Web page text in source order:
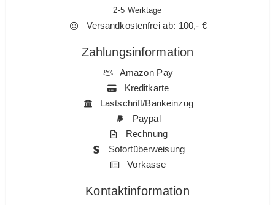
2-5 Werktage
Versandkostenfrei ab: 100,- €
Zahlungsinformation
Amazon Pay
Kreditkarte
Lastschrift/Bankeinzug
Paypal
Rechnung
Sofortüberweisung
Vorkasse
Kontaktinformation